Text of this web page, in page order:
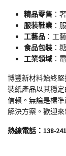
精品零售 ：
服裝鞋業 ：
工藝品 ：工
食品包裝 ：
工業領域 ：
博豐新材料始終
裝紙產品以其穩
信賴。無論是標
解決方案。歡迎
熱線電話： 138-